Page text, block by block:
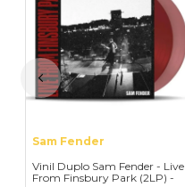
Sam Fender
Vinil Duplo Sam Fender - Live
From Finsbury Park (2LP) -